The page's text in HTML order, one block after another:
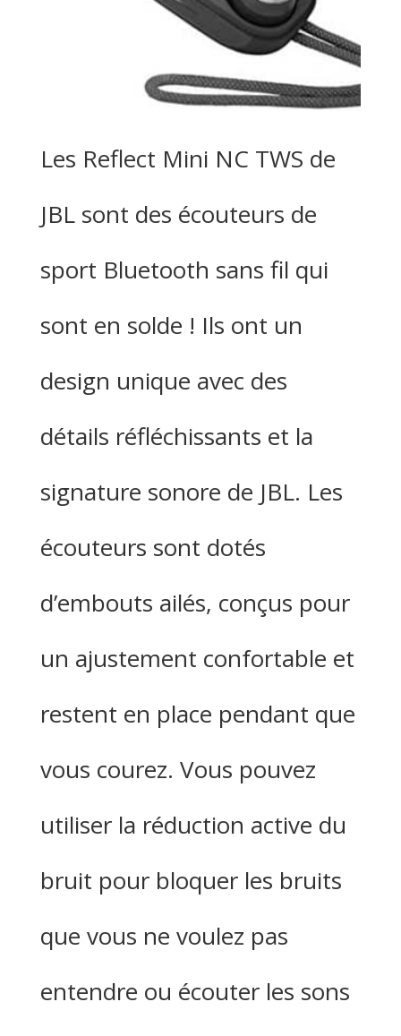
Les Reflect Mini NC TWS de
JBL sont des écouteurs de
sport Bluetooth sans fil qui
sont en solde ! Ils ont un
design unique avec des
détails réfléchissants et la
signature sonore de JBL. Les
écouteurs sont dotés
d’embouts ailés, conçus pour
un ajustement confortable et
restent en place pendant que
vous courez. Vous pouvez
utiliser la réduction active du
bruit pour bloquer les bruits
que vous ne voulez pas
entendre ou écouter les sons